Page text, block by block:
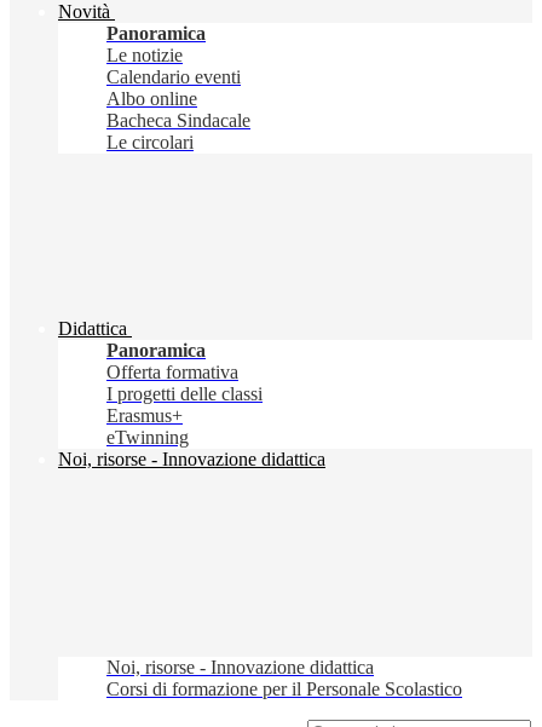
Novità
Panoramica
Le notizie
Calendario eventi
Albo online
Bacheca Sindacale
Le circolari
Didattica
Panoramica
Offerta formativa
I progetti delle classi
Erasmus+
eTwinning
Noi, risorse - Innovazione didattica
Noi, risorse - Innovazione didattica
Corsi di formazione per il Personale Scolastico